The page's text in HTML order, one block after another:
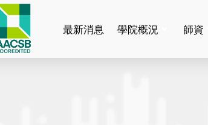
最新消息 學院概況 師資